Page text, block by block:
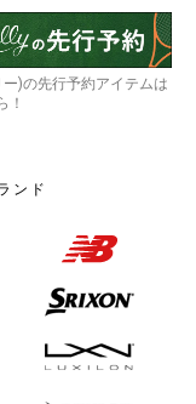
ー)の先行予約アイテムは
！
ンド